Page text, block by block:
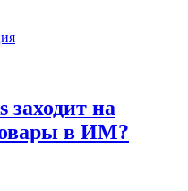
заходит на
в ИМ?